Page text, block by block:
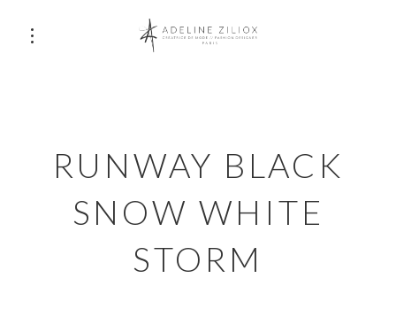
RUNWAY BLACK
SNOW WHITE
STORM